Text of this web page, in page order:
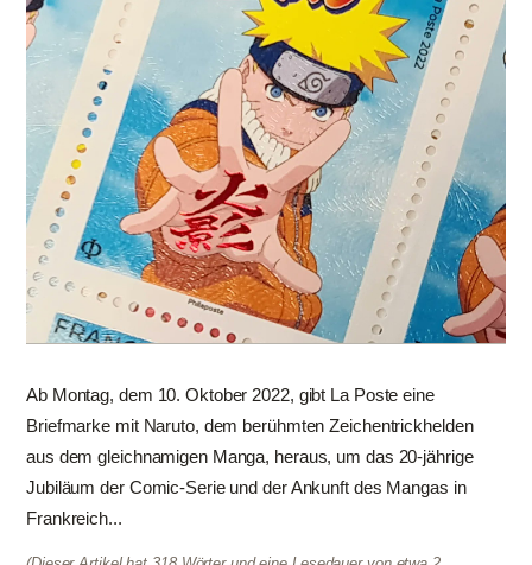
Ab Montag, dem 10. Oktober 2022, gibt La Poste eine
Briefmarke mit Naruto, dem berühmten Zeichentrickhelden
aus dem gleichnamigen Manga, heraus, um das 20-jährige
Jubiläum der Comic-Serie und der Ankunft des Mangas in
Frankreich...